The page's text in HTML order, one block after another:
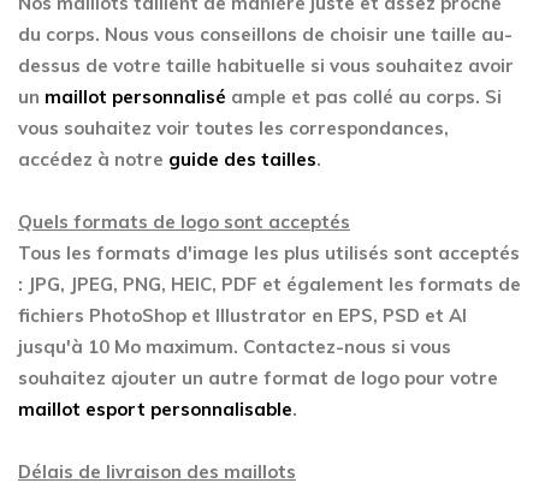
du corps. Nous vous conseillons de choisir une taille au-
dessus de votre taille habituelle si vous souhaitez avoir
un maillot personnalisé ample et pas collé au corps. Si
vous souhaitez voir toutes les correspondances,
accédez à notre guide des tailles.
Quels formats de logo sont acceptés
Tous les formats d'image les plus utilisés sont acceptés
: JPG, JPEG, PNG, HEIC, PDF et également les formats de
fichiers PhotoShop et Illustrator en EPS, PSD et AI
jusqu'à 10 Mo maximum. Contactez-nous si vous
souhaitez ajouter un autre format de logo pour votre
maillot esport personnalisable.
Délais de livraison des maillots